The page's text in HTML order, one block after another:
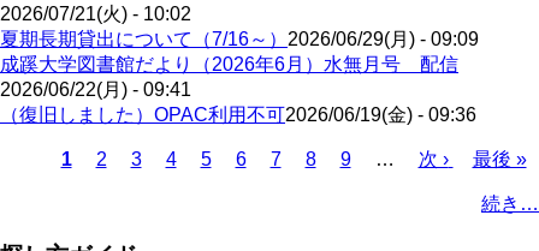
2026/07/21(火) - 10:02
夏期長期貸出について（7/16～） 2026/06/29(月) - 09:09
成蹊大学図書館だより（2026年6月）水無月号 配信
2026/06/22(月) - 09:41
（復旧しました）OPAC利用不可2026/06/19(金) - 09:36
カ
1 Page
2 Page
3 Page
4 Page
5 Page
6 Page
7 Page
8 Page
9 …
次
次 ›
最
ペ
最後 »
続き…